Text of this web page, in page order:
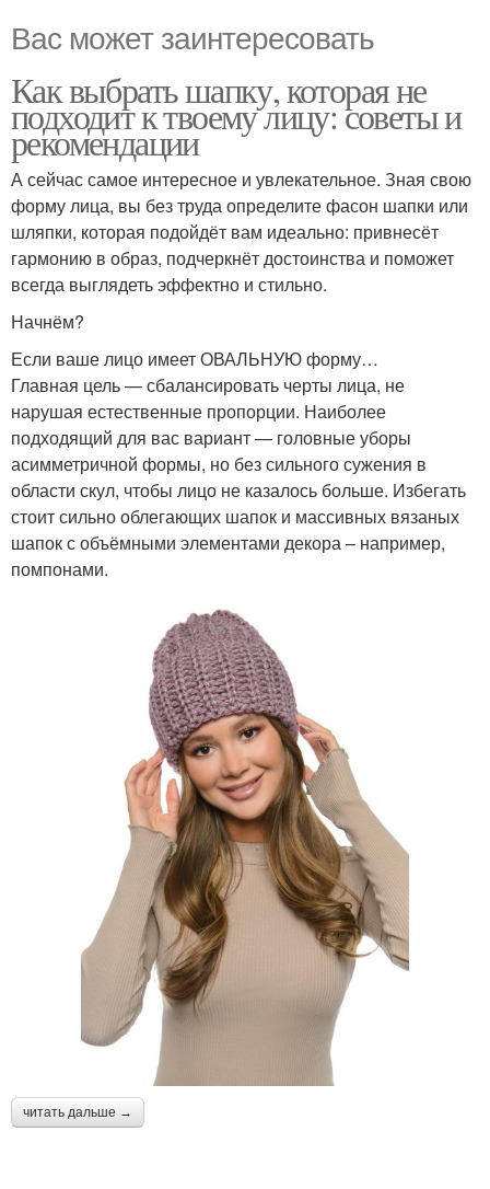
Вас может заинтересовать
Как выбрать шапку, которая не
подходит к твоему лицу: советы и
рекомендации
А сейчас самое интересное и увлекательное. Зная свою
форму лица, вы без труда определите фасон шапки или
шляпки, которая подойдёт вам идеально: привнесёт
гармонию в образ, подчеркнёт достоинства и поможет
всегда выглядеть эффектно и стильно.
Начнём?
Если ваше лицо имеет ОВАЛЬНУЮ форму…
Главная цель — сбалансировать черты лица, не
нарушая естественные пропорции. Наиболее
подходящий для вас вариант — головные уборы
асимметричной формы, но без сильного сужения в
области скул, чтобы лицо не казалось больше. Избегать
стоит сильно облегающих шапок и массивных вязаных
шапок с объёмными элементами декора – например,
помпонами.
читать дальше →